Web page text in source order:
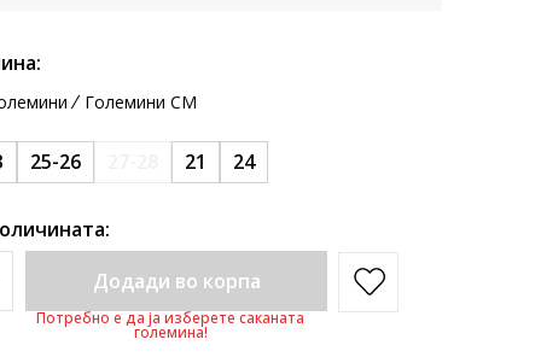
Големини CM
25-26 21 24
Додади во корпа
Потребно е да ја изберете саканата
големина!